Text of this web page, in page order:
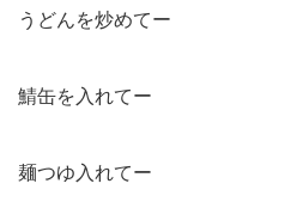
うどんを炒めてー
鯖缶を入れてー
麺つゆ入れてー